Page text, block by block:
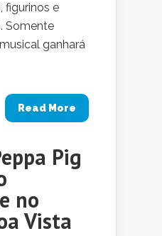
figurinos e
Somente
ganhará
Read More
Pig
no
Vista